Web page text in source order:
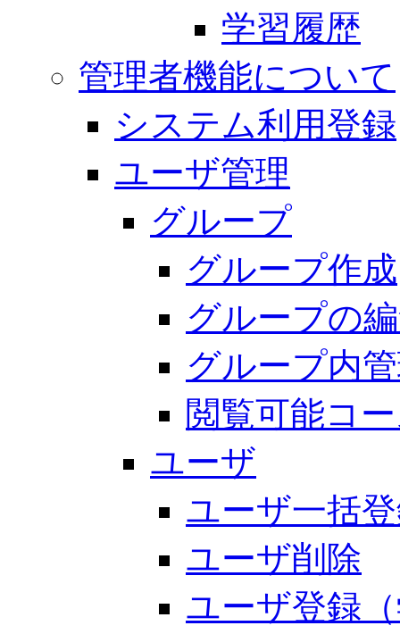
学習履歴
管理者機能について
システム利用登録
ユーザ管理
グループ
グループ作成
グループの
グループ内
閲覧可能コ
ユーザ
ユーザ一括
ユーザ削除
ユーザ登録